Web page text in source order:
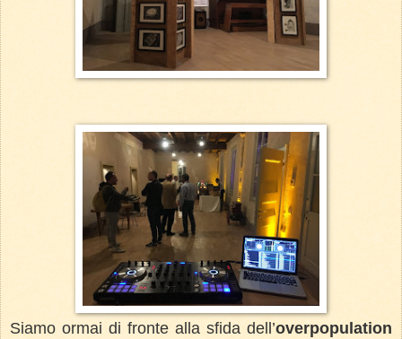
Siamo ormai di fronte alla sfida dell’overpopulation